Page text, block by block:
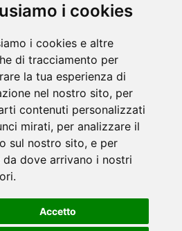
i cookies
i cookies e altre
di tracciamento per
la tua esperienza di
nel nostro sito, per
contenuti personalizzati
mirati, per analizzare il
sul nostro sito, e per
da dove arrivano i nostri
Accetto
inserito durante la registrazione.
Tutti gli orari sonoUTC+02:00
Cancella cookie